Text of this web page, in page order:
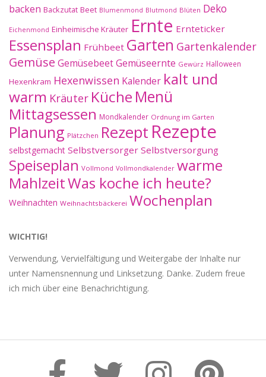
backen Backzutat Beet Blumenmond Blutmond Blüten Deko
Eichenmond Einheimische Kräuter Ernte Ernteticker
Essensplan Frühbeet Garten Gartenkalender
Gemüse GemüsebeetGemüseernte Gewürz Halloween
Hexenkram Hexenwissen Kalender kalt und
warm Kräuter Küche Menü
Mittagsessen Mondkalender Ordnung im Garten
Planung Plätzchen Rezept Rezepte
selbstgemacht Selbstversorger Selbstversorgung
Speiseplan Vollmond Vollmondkalender warme
MahlzeitWas koche ich heute?
Weihnachten Weihnachtsbäckerei Wochenplan
WICHTIG!
Verwendung, Vervielfältigung und Weitergabe der Inhalte nur
unter Namensnennung und Linksetzung. Danke. Zudem freue
ich mich über eine Benachrichtigung.